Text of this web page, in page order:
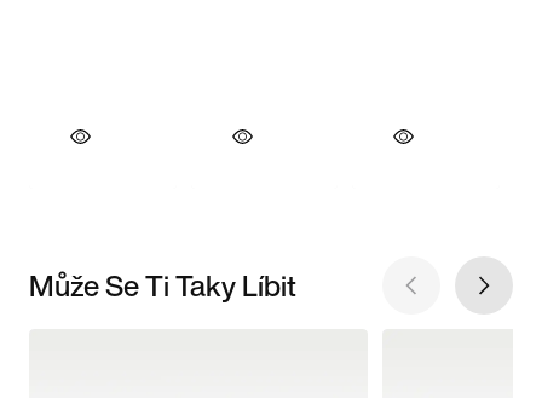
Může Se Ti Taky Líbit